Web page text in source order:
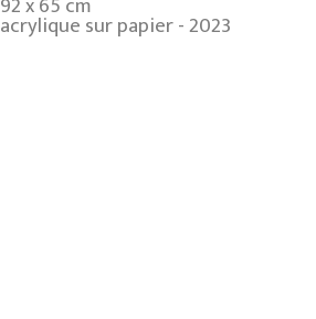
acrylique sur papier - 2023